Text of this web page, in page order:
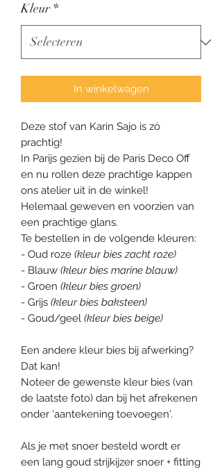
Kleur *
In winkelwagen
Deze stof van Karin Sajo is zó
prachtig!
In Parijs gezien bij de Paris Deco Off
en nu rollen deze prachtige kappen
ons atelier uit in de winkel!
Helemaal geweven en voorzien van
een prachtige glans.
Te bestellen in de volgende kleuren:
- Oud roze (kleur bies zacht roze)
- Blauw (kleur bies marine blauw)
- Groen (kleur bies groen)
- Grijs (kleur bies baksteen)
- Goud/geel (kleur bies beige)
Een andere kleur bies bij afwerking?
Dat kan!
Noteer de gewenste kleur bies (van
de laatste foto) dan bij het afrekenen
onder 'aantekening toevoegen'.
Als je met snoer besteld wordt er
een lang goud strijkijzer snoer + fitting